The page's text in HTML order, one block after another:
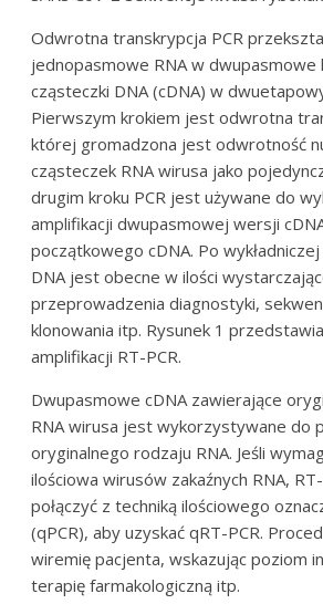
Odwrotna transkrypcja PCR
jednopasmowe RNA w dwupasmowe
cząsteczki DNA (cDNA) w
Pierwszym krokiem jest odwrotna
której gromadzona jest odwrotność
cząsteczek RNA wirusa jako
drugim kroku PCR jest używane do
amplifikacji dwupasmowej wersji
początkowego cDNA. Po
DNA jest obecne w ilości
przeprowadzenia diagnostyki,
klonowania itp. Rysunek 1
amplifikacji RT-PCR.
Dwupasmowe cDNA zawierające
RNA wirusa jest wykorzystywane do
oryginalnego rodzaju RNA. Jeśli
ilościowa wirusów zakaźnych RNA,
połączyć z techniką ilościowego
(qPCR), aby uzyskać qRT-PCR.
wiremię pacjenta, wskazując poziom
terapię farmakologiczną itp.